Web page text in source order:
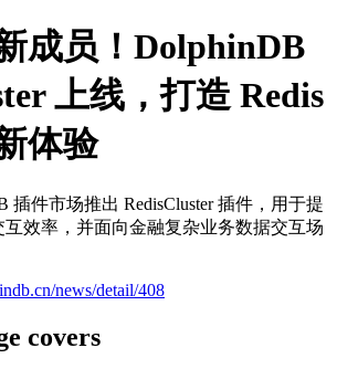
成员！DolphinDB
上线，打造 Redis
体验
插件市场推出 RedisCluster 插件，用于提
互效率，并面向金融复杂业务数据交互场
news/detail/408
covers